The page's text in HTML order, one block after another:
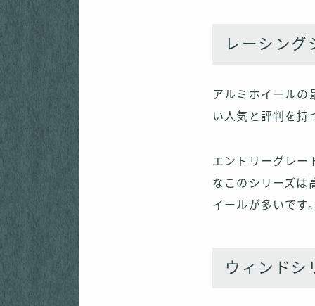
レーシング
アルミホイールの
い人気と評判を持
エントリーグレー
なこのシリーズは
イールが多いです
ウィンドシ